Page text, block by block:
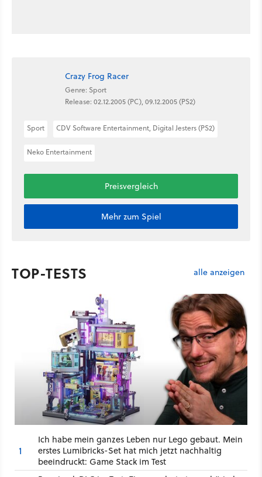
Crazy Frog Racer
Genre: Sport
Release: 02.12.2005 (PC), 09.12.2005 (PS2)
Sport CDV Software Entertainment, Digital Jesters (PS2)
Neko Entertainment
Preisvergleich
Mehr zum Spiel
TOP-TESTS alle anzeigen
1
Ich habe mein ganzes Leben nur Lego gebaut. Mein
erstes Lumibricks-Set hat mich jetzt nachhaltig
beeindruckt: Game Stack im Test